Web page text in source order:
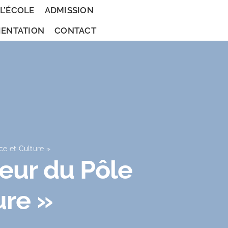
ADMISSION
CONTACT
et Culture »
du Pôle
»